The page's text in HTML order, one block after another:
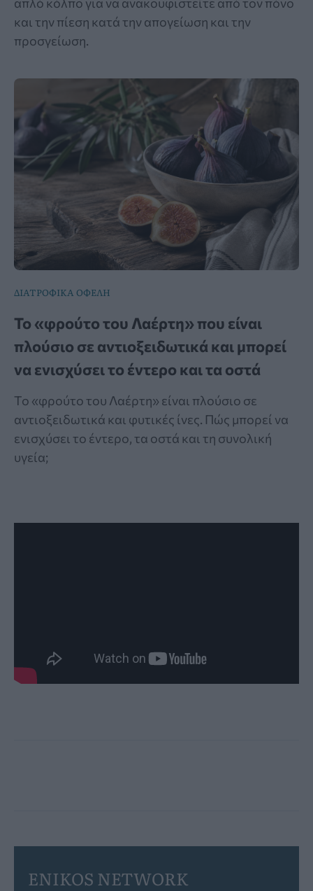
απλό κόλπο για να ανακουφιστείτε από τον πόνο
και την πίεση κατά την απογείωση και την
προσγείωση.
ΔΙΑΤΡΟΦΙΚΑ ΟΦΕΛΗ
Το «φρούτο του Λαέρτη» που είναι
πλούσιο σε αντιοξειδωτικά και μπορεί
να ενισχύσει το έντερο και τα οστά
Το «φρούτο του Λαέρτη» είναι πλούσιο σε
αντιοξειδωτικά και φυτικές ίνες. Πώς μπορεί να
ενισχύσει το έντερο, τα οστά και τη συνολική
υγεία;
ENIKOS NETWORK